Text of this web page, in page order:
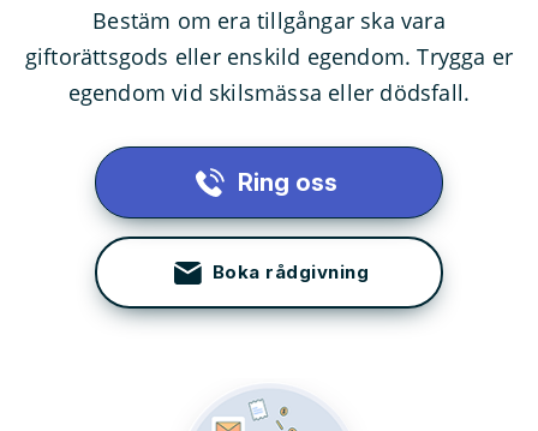
Bestäm om era tillgångar ska vara
giftorättsgods eller enskild egendom. Trygga er
egendom vid skilsmässa eller dödsfall.
Ring oss
Boka rådgivning